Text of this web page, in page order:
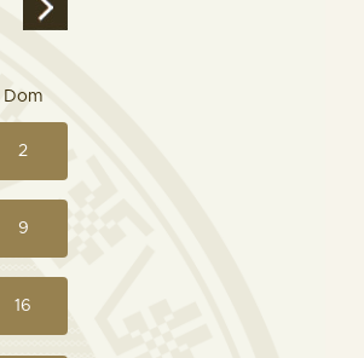
Dom
2
9
16